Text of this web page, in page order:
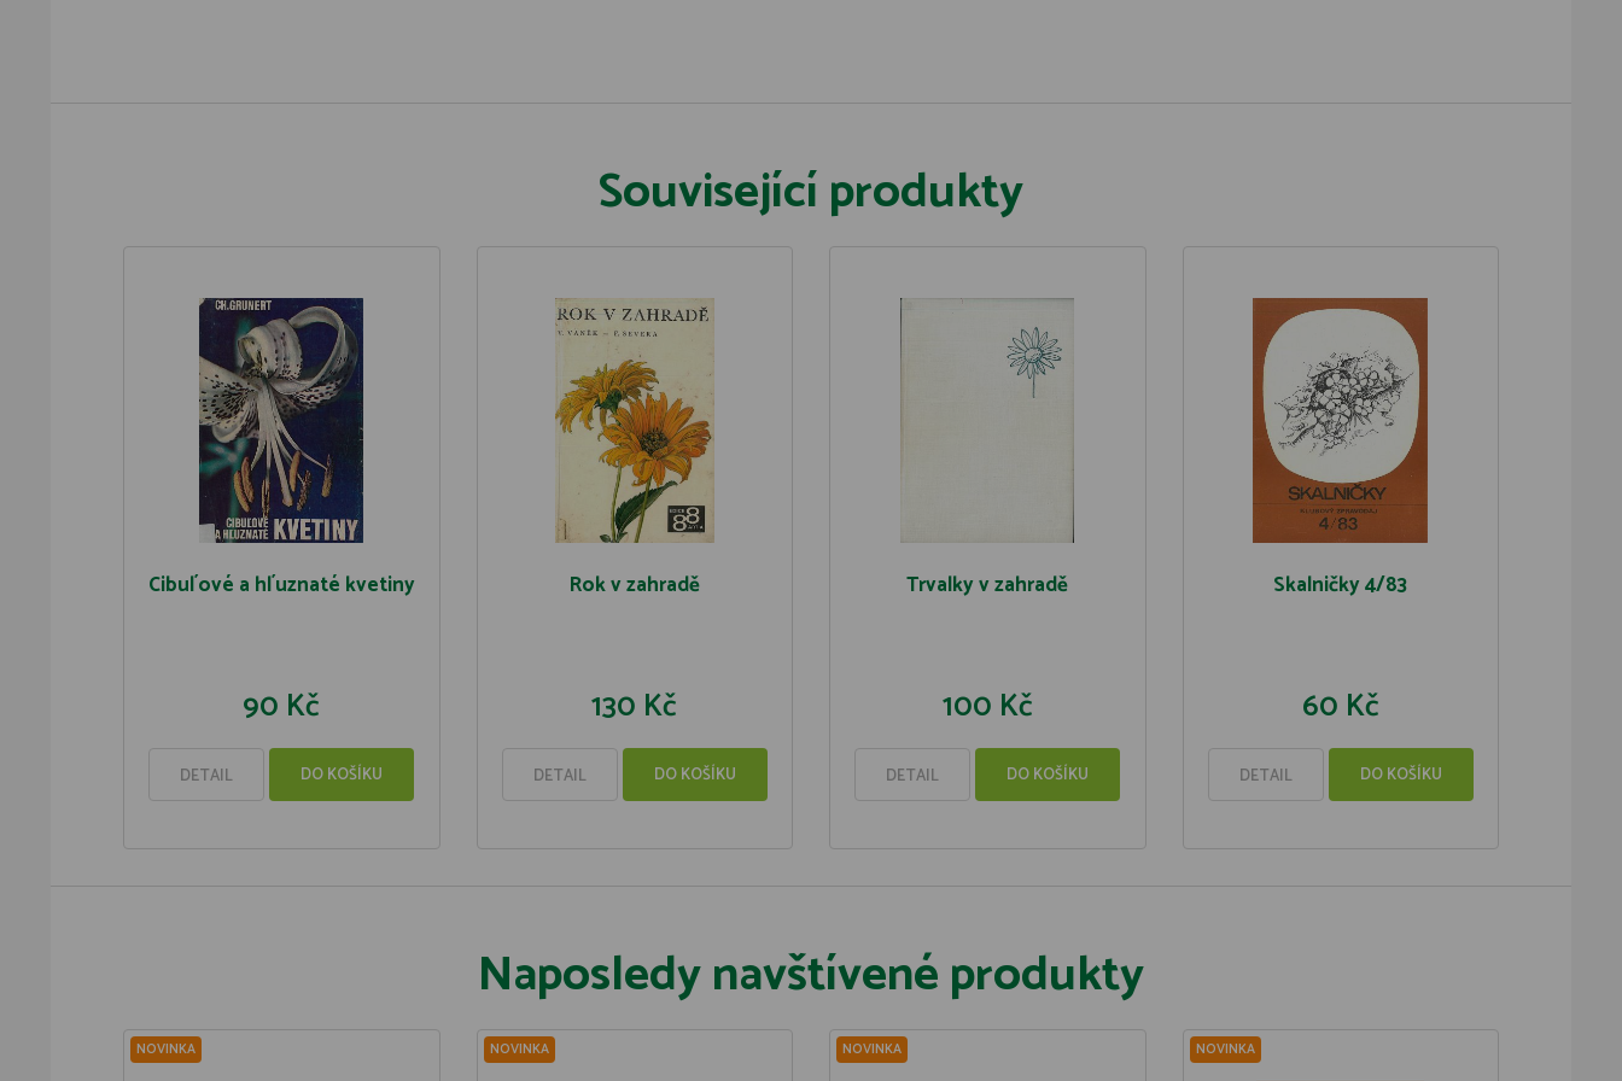
Související produkty
Cibul´ové a hl´uznaté kvetiny
90 Kč
DETAIL DO KOŠÍKU
Rok v zahradě
130 Kč
DETAIL DO KOŠÍKU
Trvalky v zahradě
100 Kč
DETAIL DO KOŠÍKU
Skalničky 4/83
60 Kč
DETAIL DO KOŠÍKU
Naposledy navštívené produkty
NOVINKA NOVINKA NOVINKA NOVINKA